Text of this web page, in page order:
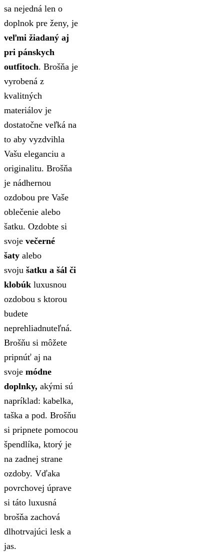
sa nejedná len o
doplnok pre ženy, je
veľmi žiadaný aj
pri pánskych
outfitoch. Brošňa je
vyrobená z
kvalitných
materiálov je
dostatočne veľká na
to aby vyzdvihla
Vašu eleganciu a
originalitu. Brošňa
je nádhernou
ozdobou pre Vaše
oblečenie alebo
šatku. Ozdobte si
svoje večerné
šaty alebo
svoju šatku a šál či
klobúk luxusnou
ozdobou s ktorou
budete
neprehliadnuteľná.
Brošňu si môžete
pripnúť aj na
svoje módne
doplnky, akými sú
napríklad: kabelka,
taška a pod. Brošňu
si pripnete pomocou
špendlíka, ktorý je
na zadnej strane
ozdoby. Vďaka
povrchovej úprave
si táto luxusná
brošňa zachová
dlhotrvajúci lesk a
jas.